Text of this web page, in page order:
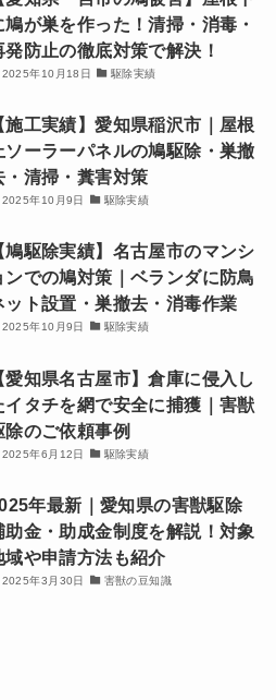
鳩が巣を作った！清掃・消毒・
発防止の徹底対策で解決！
2025年10月18日 駆除実績
施工実績】愛知県稲沢市｜屋根
ソーラーパネルの鳩駆除・巣撤
・清掃・糞害対策
2025年10月9日 駆除実績
鳩駆除実績】名古屋市のマンシ
ンでの鳩対策｜ベランダに防鳥
ット設置・巣撤去・消毒作業
2025年10月9日 駆除実績
愛知県名古屋市】倉庫に侵入し
イタチを網で安全に捕獲｜害獣
除のご依頼事例
2025年6月12日 駆除実績
年最新｜愛知県の害獣駆除
助金・助成金制度を解説！対象
域や申請方法も紹介
2025年3月30日 害獣の豆知識